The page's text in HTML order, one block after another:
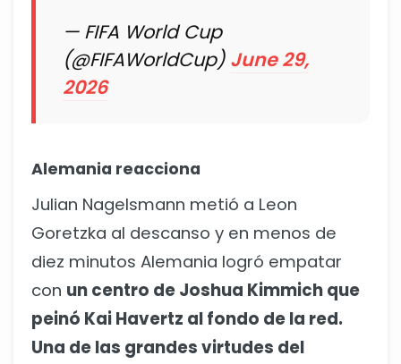
— FIFA World Cup
(@FIFAWorldCup) June 29,
2026
Alemania reacciona
Julian Nagelsmann metió a Leon
Goretzka al descanso y en menos de
diez minutos Alemania logró empatar
con un centro de Joshua Kimmich que
peinó Kai Havertz al fondo de la red.
Una de las grandes virtudes del